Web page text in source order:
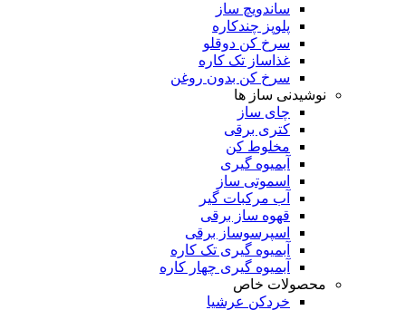
ساندویچ ساز
پلوپز چندکاره
سرخ کن دوقلو
غذاساز تک کاره
سرخ کن بدون روغن
نوشیدنی ساز ها
چای ساز
کتری برقی
مخلوط کن
آبمیوه گیری
اسموتی ساز
آب مرکبات گیر
قهوه ساز برقی
اسپرسوساز برقی
آبمیوه گیری تک کاره
آبمیوه گیری چهار کاره
محصولات خاص
خردکن عرشیا